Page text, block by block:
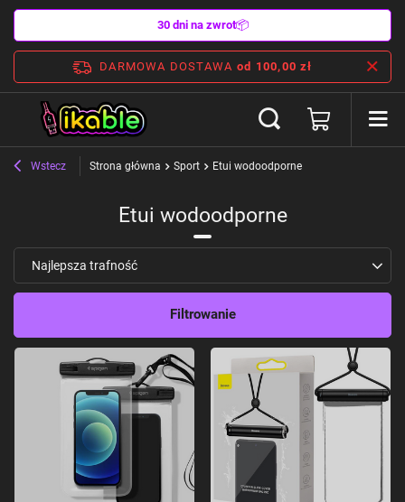
30 dni na zwrot📦
DARMOWA DOSTAWA od 100,00 zł
Wstecz Strona główna Sport Etui wodoodporne
Etui wodoodporne
Zmień sortowanie
Najlepsza trafność
Filtrowanie